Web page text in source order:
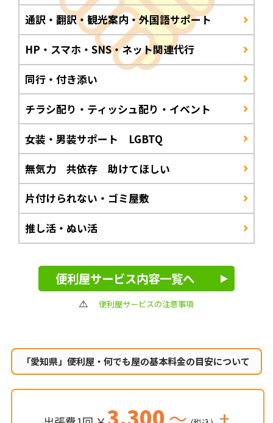
通訳・翻訳・観光案内・外国語サポート
HP・スマホ・SNS・ネット関連代行
同行・付き添い
チラシ配り・ティッシュ配り・イベント
女装・男装サポート LGBTQ
無気力 共依存 助けてほしい
片付けられない・ゴミ屋敷
推し活・ぬい活
便利屋サービス内容一覧へ
便利屋サービスの注意事項
「愛知県」便利屋・何でも屋の基本料金の目安について